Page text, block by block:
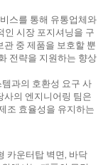
스를 통해 유통업체와
인 시장 포지셔닝을 구
관 중 제품을 보호할 뿐
전략을 지원하는 향상
과의 호환성 요구 사
사의 엔지니어링 팀은
조 효율성을 유지하는
카운터탑 벽면, 바닥